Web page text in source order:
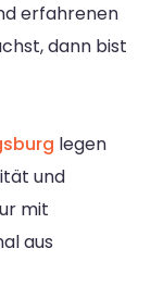
erfahrenen
dann bist
legen
und
mit
aus